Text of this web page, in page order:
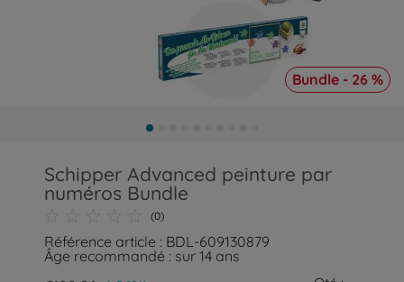
Bundle - 26 %
Schipper Advanced peinture par
numéros Bundle
(0)
Référence article : BDL-609130879
Âge recommandé : sur 14 ans